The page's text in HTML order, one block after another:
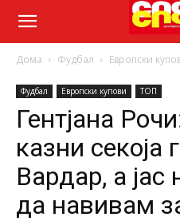
Дома Фудбал Европски
Фудбал Европски купови ТОП
Гентјана
казни секоја
Вардар, а
да навивам